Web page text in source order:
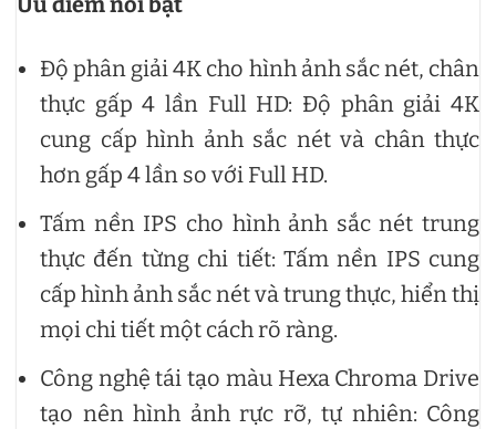
Độ phân giải 4K cho hình ảnh sắc nét, chân
thực gấp 4 lần Full HD: Độ phân giải 4K
cung cấp hình ảnh sắc nét và chân thực
hơn gấp 4 lần so với Full HD.
Tấm nền IPS cho hình ảnh sắc nét trung
thực đến từng chi tiết: Tấm nền IPS cung
cấp hình ảnh sắc nét và trung thực, hiển thị
mọi chi tiết một cách rõ ràng.
Công nghệ tái tạo màu Hexa Chroma Drive
tạo nên hình ảnh rực rỡ, tự nhiên: Công